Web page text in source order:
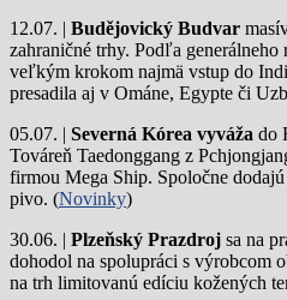
12.07. | Budějovický Budvar
zahraničné trhy. Podľa
veľkým krokom najmä vstup do
presadila aj v Ománe, Egypte či
05.07. | Severná Kórea vyváža do
Továreň Taedonggang z
firmou Mega Ship. Spoločne
pivo. (Novinky)
30.06. | Plzeňský Prazdroj sa na
dohodol na spolupráci s výrobcom
na trh limitovanú edíciu kožených